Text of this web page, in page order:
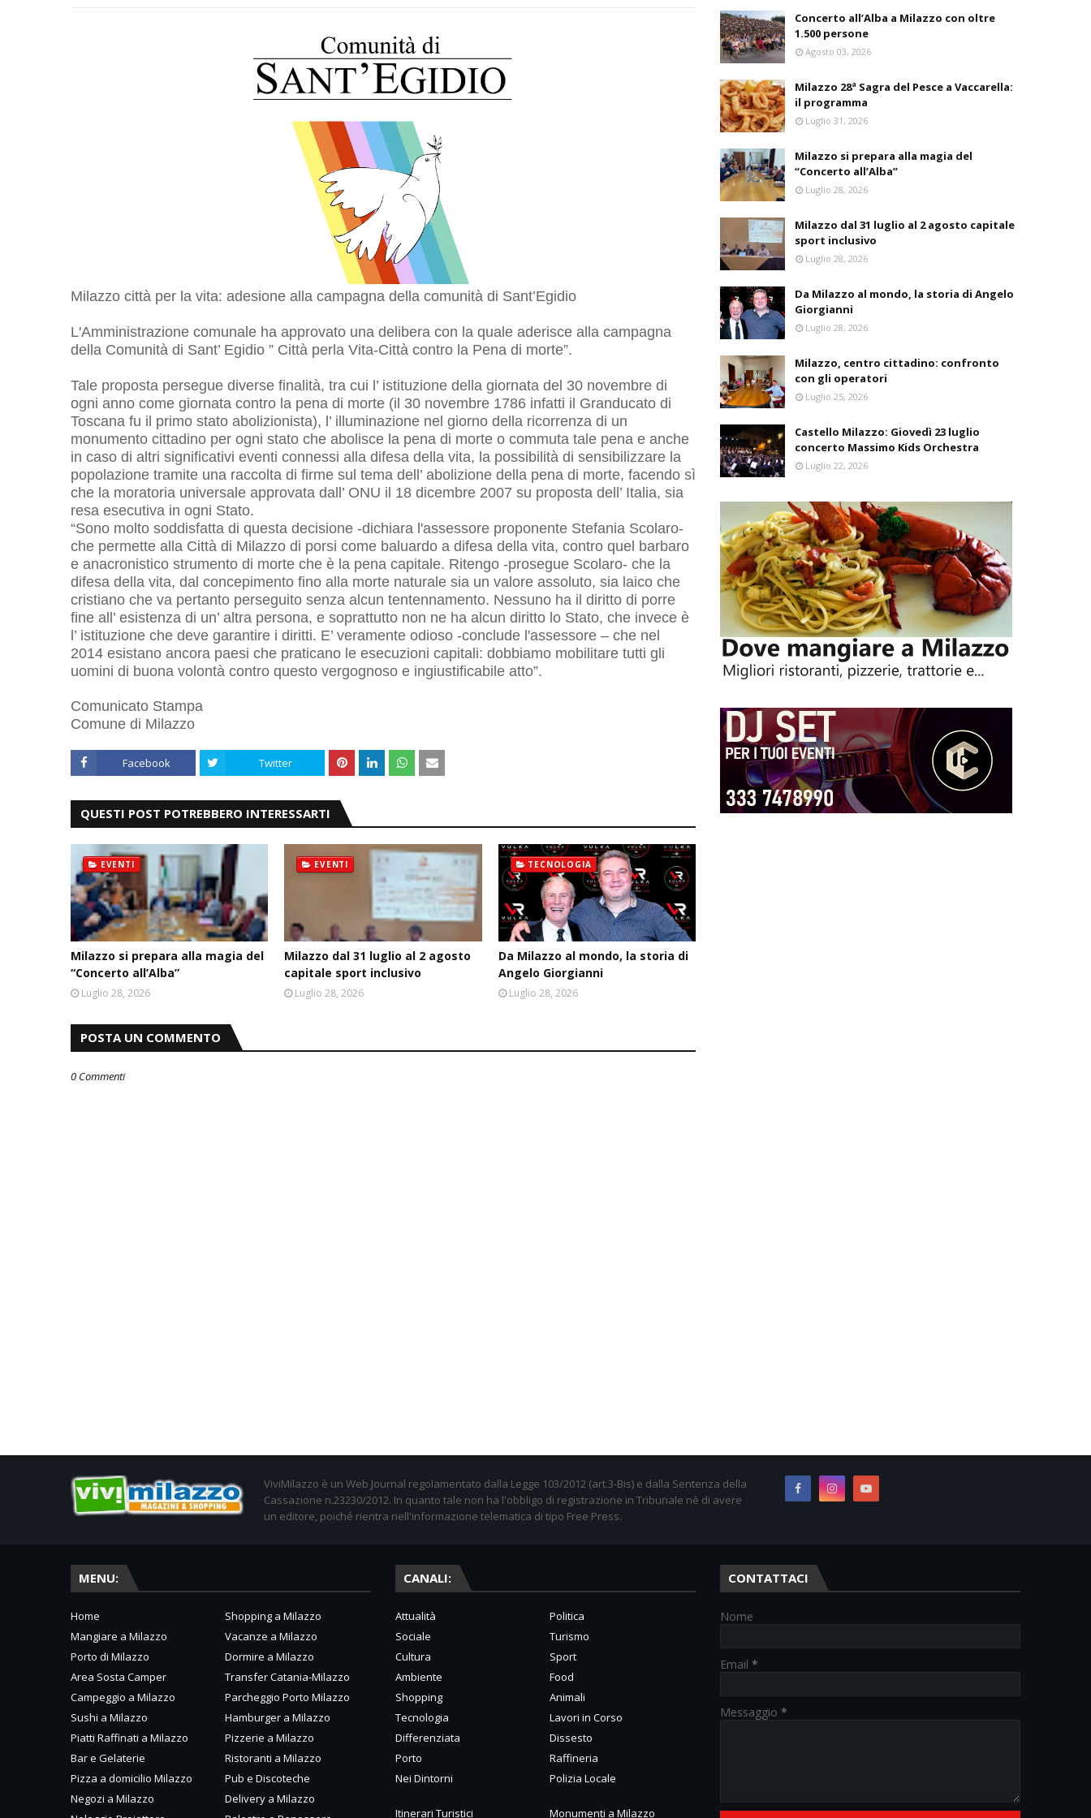
Milazzo città per la vita: adesione alla campagna della comunità di Sant’Egidio
L'Amministrazione comunale ha approvato una delibera con la quale aderisce alla campagna
della Comunità di Sant’ Egidio ” Città perla Vita-Città contro la Pena di morte”.
Tale proposta persegue diverse finalità, tra cui l’ istituzione della giornata del 30 novembre di
ogni anno come giornata contro la pena di morte (il 30 novembre 1786 infatti il Granducato di
Toscana fu il primo stato abolizionista), l’ illuminazione nel giorno della ricorrenza di un
monumento cittadino per ogni stato che abolisce la pena di morte o commuta tale pena e anche
in caso di altri significativi eventi connessi alla difesa della vita, la possibilità di sensibilizzare la
popolazione tramite una raccolta di firme sul tema dell’ abolizione della pena di morte, facendo sì
che la moratoria universale approvata dall’ ONU il 18 dicembre 2007 su proposta dell’ Italia, sia
resa esecutiva in ogni Stato.
“Sono molto soddisfatta di questa decisione -dichiara l'assessore proponente Stefania Scolaro-
che permette alla Città di Milazzo di porsi come baluardo a difesa della vita, contro quel barbaro
e anacronistico strumento di morte che è la pena capitale. Ritengo -prosegue Scolaro- che la
difesa della vita, dal concepimento fino alla morte naturale sia un valore assoluto, sia laico che
cristiano che va pertanto perseguito senza alcun tentennamento. Nessuno ha il diritto di porre
fine all’ esistenza di un’ altra persona, e soprattutto non ne ha alcun diritto lo Stato, che invece è
l’ istituzione che deve garantire i diritti. E’ veramente odioso -conclude l'assessore – che nel
2014 esistano ancora paesi che praticano le esecuzioni capitali: dobbiamo mobilitare tutti gli
uomini di buona volontà contro questo vergognoso e ingiustificabile atto”.
Comunicato Stampa
Comune di Milazzo
Facebook Twitter
QUESTI POST POTREBBERO INTERESSARTI
EVENTI
Milazzo si prepara alla magia del
“Concerto all’Alba”
Luglio 28, 2026
EVENTI
Milazzo dal 31 luglio al 2 agosto
capitale sport inclusivo
Luglio 28, 2026
TECNOLOGIA
Da Milazzo al mondo, la storia di
Angelo Giorgianni
Luglio 28, 2026
POSTA UN COMMENTO
0 Commenti
Concerto all’Alba a Milazzo con oltre
1.500 persone
Agosto 03, 2026
Milazzo 28ª Sagra del Pesce a Vaccarella:
il programma
Luglio 31, 2026
Milazzo si prepara alla magia del
“Concerto all’Alba”
Luglio 28, 2026
Milazzo dal 31 luglio al 2 agosto capitale
sport inclusivo
Luglio 28, 2026
Da Milazzo al mondo, la storia di Angelo
Giorgianni
Luglio 28, 2026
Milazzo, centro cittadino: confronto
con gli operatori
Luglio 25, 2026
Castello Milazzo: Giovedì 23 luglio
concerto Massimo Kids Orchestra
Luglio 22, 2026
ViviMilazzo è un Web Journal regolamentato dalla Legge 103/2012 (art.3-Bis) e dalla Sentenza della
Cassazione n.23230/2012. In quanto tale non ha l'obbligo di registrazione in Tribunale nè di avere
un editore, poiché rientra nell'informazione telematica di tipo Free Press.
MENU:
Home
Shopping a Milazzo
Mangiare a Milazzo
Vacanze a Milazzo
Porto di Milazzo
Dormire a Milazzo
Area Sosta Camper
Transfer Catania-Milazzo
Campeggio a Milazzo
Parcheggio Porto Milazzo
Sushi a Milazzo
Hamburger a Milazzo
Piatti Raffinati a Milazzo
Pizzerie a Milazzo
Bar e Gelaterie
Ristoranti a Milazzo
Pizza a domicilio Milazzo
Pub e Discoteche
Negozi a Milazzo
Delivery a Milazzo
CANALI:
Attualità
Politica
Sociale
Turismo
Cultura
Sport
Ambiente
Food
Shopping
Animali
Tecnologia
Lavori in Corso
Differenziata
Dissesto
Porto
Raffineria
Nei Dintorni
Polizia Locale
Itinerari Turistici Monumenti a Milazzo
CONTATTACI
Nome
Email *
Messaggio *